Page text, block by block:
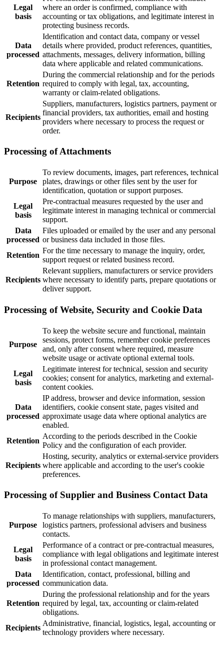
Legal
basis
where an order is confirmed, compliance with
accounting or tax obligations, and legitimate interest in
protecting business records.
Data
processed
Identification and contact data, company or vessel
details where provided, product references, quantities,
attachments, messages, delivery information, billing
data where applicable and related communications.
Retention
During the commercial relationship and for the periods
required to comply with legal, tax, accounting,
warranty or claim-related obligations.
Recipients
Suppliers, manufacturers, logistics partners, payment or
financial providers, tax authorities, email and hosting
providers where necessary to process the request or
order.
Processing of Attachments
Purpose
To review documents, images, part references, technical
plates, drawings or other files sent by the user for
identification, quotation or support purposes.
Legal
basis
Pre-contractual measures requested by the user and
legitimate interest in managing technical or commercial
support.
Data
processed
Files uploaded or emailed by the user and any personal
or business data included in those files.
Retention
For the time necessary to manage the inquiry, order,
support request or related business record.
Recipients
Relevant suppliers, manufacturers or service providers
where necessary to identify parts, prepare quotations or
deliver support.
Processing of Website, Security and Cookie Data
Purpose
To keep the website secure and functional, maintain
sessions, protect forms, remember cookie preferences
and, only after consent where required, measure
website usage or activate optional external tools.
Legal
basis
Legitimate interest for technical, session and security
cookies; consent for analytics, marketing and external-
content cookies.
Data
processed
IP address, browser and device information, session
identifiers, cookie consent state, pages visited and
approximate usage data where optional analytics are
enabled.
Retention
According to the periods described in the Cookie
Policy and the configuration of each provider.
Recipients
Hosting, security, analytics or external-service providers
where applicable and according to the user's cookie
preferences.
Processing of Supplier and Business Contact Data
Purpose
To manage relationships with suppliers, manufacturers,
logistics partners, professional advisers and business
contacts.
Legal
basis
Performance of a contract or pre-contractual measures,
compliance with legal obligations and legitimate interest
in professional contact management.
Data
processed
Identification, contact, professional, billing and
communication data.
Retention
During the professional relationship and for the years
required by legal, tax, accounting or claim-related
obligations.
Recipients
Administrative, financial, logistics, legal, accounting or
technology providers where necessary.